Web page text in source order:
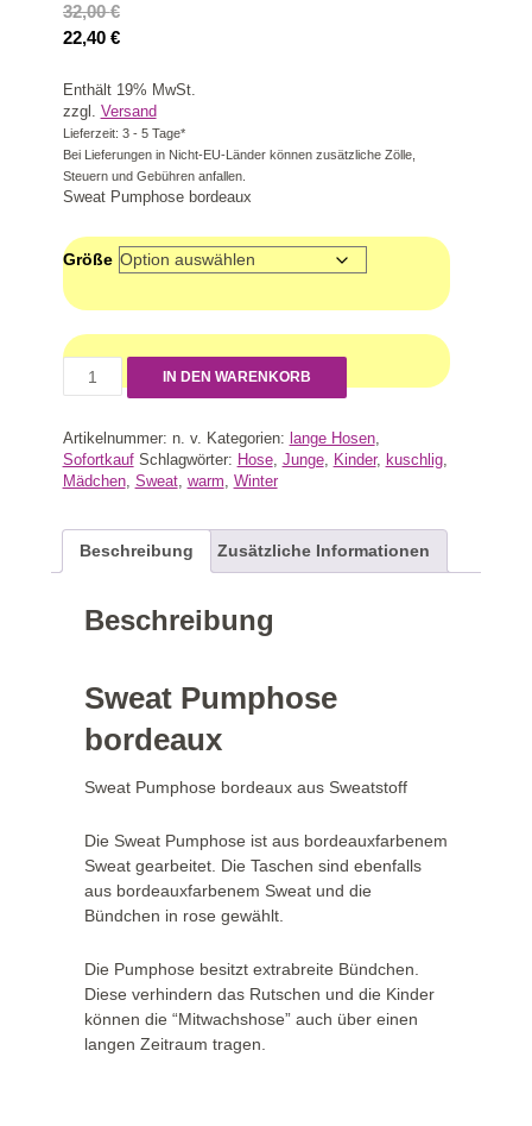
32,00€
22,40 €
Enthält 19% MwSt.
zzgl. Versand
Lieferzeit: 3 - 5 Tage*
Bei Lieferungen in Nicht-EU-Länder können zusätzliche Zölle,
Steuern und Gebühren anfallen.
Sweat Pumphose bordeaux
Größe
IN DEN WARENKORB
Artikelnummer: n. v. Kategorien: lange Hosen,
Sofortkauf Schlagwörter: Hose, Junge, Kinder, kuschlig,
Mädchen, Sweat, warm, Winter
Beschreibung Zusätzliche Informationen
Beschreibung
Sweat Pumphose
bordeaux
Sweat Pumphose bordeaux aus Sweatstoff
Die Sweat Pumphose ist aus bordeauxfarbenem
Sweat gearbeitet. Die Taschen sind ebenfalls
aus bordeauxfarbenem Sweat und die
Bündchen in rose gewählt.
Die Pumphose besitzt extrabreite Bündchen.
Diese verhindern das Rutschen und die Kinder
können die “Mitwachshose” auch über einen
langen Zeitraum tragen.